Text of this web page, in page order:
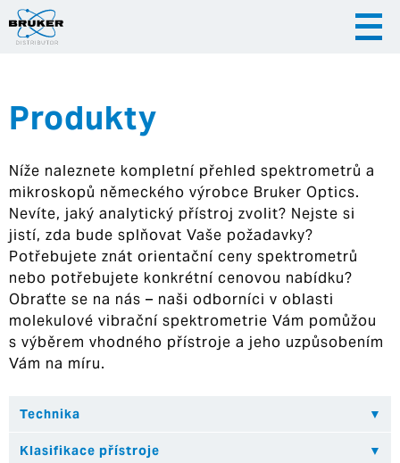
|
Hrvatska
Produkty
Níže naleznete kompletní přehled spektrometrů a
mikroskopů německého výrobce Bruker Optics.
Nevíte, jaký analytický přístroj zvolit? Nejste si
jistí, zda bude splňovat Vaše požadavky?
Potřebujete znát orientační ceny spektrometrů
nebo potřebujete konkrétní cenovou nabídku?
Obraťte se na nás – naši odborníci v oblasti
molekulové vibrační spektrometrie Vám pomůžou
s výběrem vhodného přístroje a jeho uzpůsobením
Vám na míru.